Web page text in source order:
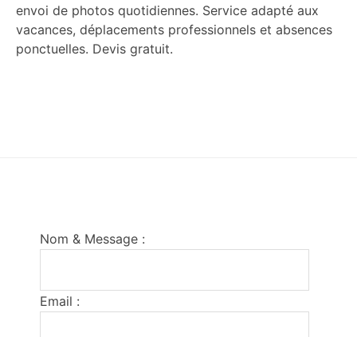
envoi de photos quotidiennes. Service adapté aux
vacances, déplacements professionnels et absences
ponctuelles. Devis gratuit.
Nom & Message :
Email :